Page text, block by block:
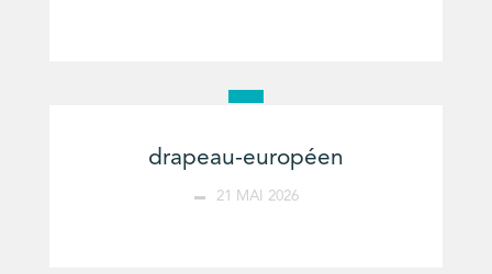
drapeau-européen
21 MAI 2026